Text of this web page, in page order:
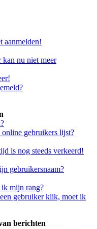
aanmelden!
kan nu niet meer
gebruikers lijst?
is nog steeds verkeerd!
gebruikersnaam?
ik mijn rang?
gebruiker klik, moet ik
berichten